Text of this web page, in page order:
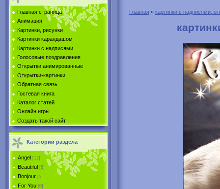
Главная страница
Анимация
Картинки, рисунки
Картинки карандашом
Картинки с надписями
Голосовые поздравления
Открытки анимированные
Открытки-картинки
Обратная связь
Гостевая книга
Каталог статей
Онлайн игры
Создать такой сайт
Категории раздела
Angel [12]
Beautiful [8]
Bonjour [5]
For You [0]
Главная » картинки с надписями,